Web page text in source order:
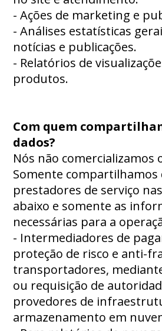
- Ações de marketing e
- Análises estatísticas
notícias e publicações.
- Relatórios de
produtos.
Com quem
dados?
Nós não comercializamos
Somente compartilhamos
prestadores de serviço
abaixo e somente as
necessárias para a
- Intermediadores de
proteção de risco e anti-
transportadores,
ou requisição de
provedores de
armazenamento em